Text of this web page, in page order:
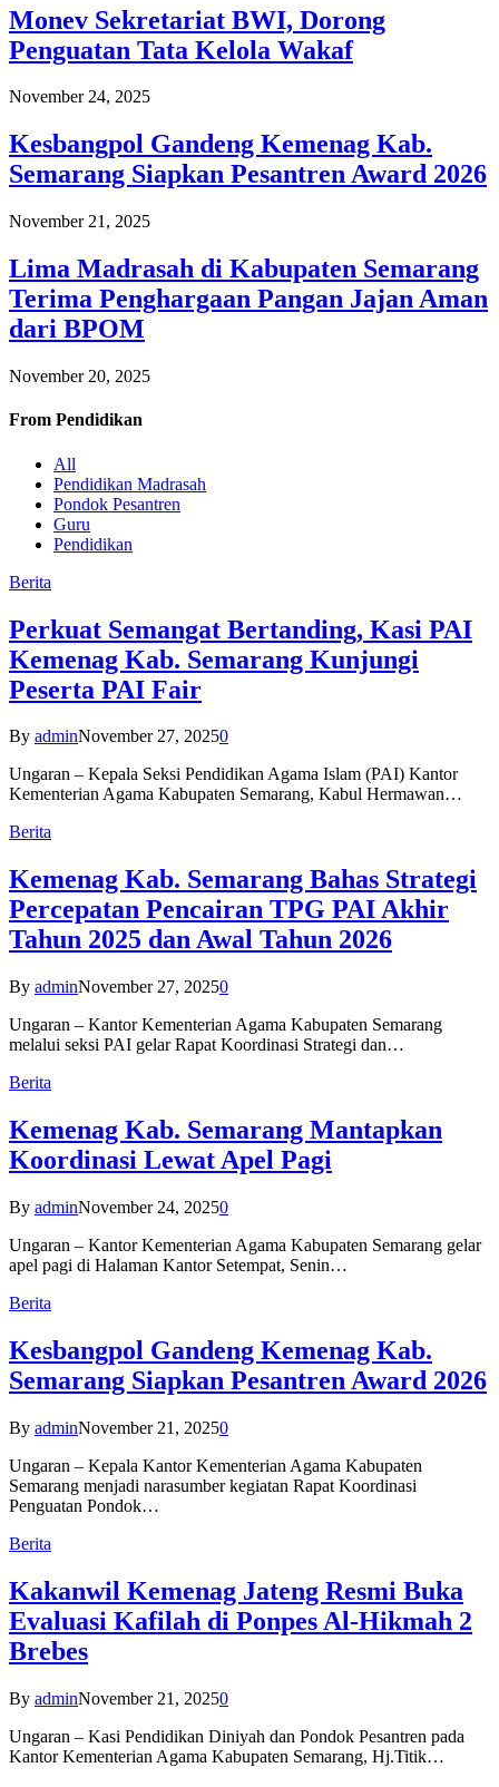
Monev Sekretariat BWI, Dorong
Penguatan Tata Kelola Wakaf
November 24, 2025
Kesbangpol Gandeng Kemenag Kab.
Semarang Siapkan Pesantren Award 2026
November 21, 2025
Lima Madrasah di Kabupaten Semarang
Terima Penghargaan Pangan Jajan Aman
dari BPOM
November 20, 2025
From Pendidikan
All
Pendidikan Madrasah
Pondok Pesantren
Guru
Pendidikan
Berita
Perkuat Semangat Bertanding, Kasi PAI
Kemenag Kab. Semarang Kunjungi
Peserta PAI Fair
By adminNovember 27, 20250
Ungaran – Kepala Seksi Pendidikan Agama Islam (PAI) Kantor
Kementerian Agama Kabupaten Semarang, Kabul Hermawan…
Berita
Kemenag Kab. Semarang Bahas Strategi
Percepatan Pencairan TPG PAI Akhir
Tahun 2025 dan Awal Tahun 2026
By adminNovember 27, 20250
Ungaran – Kantor Kementerian Agama Kabupaten Semarang
melalui seksi PAI gelar Rapat Koordinasi Strategi dan…
Berita
Kemenag Kab. Semarang Mantapkan
Koordinasi Lewat Apel Pagi
By adminNovember 24, 20250
Ungaran – Kantor Kementerian Agama Kabupaten Semarang gelar
apel pagi di Halaman Kantor Setempat, Senin…
Berita
Kesbangpol Gandeng Kemenag Kab.
Semarang Siapkan Pesantren Award 2026
By adminNovember 21, 20250
Ungaran – Kepala Kantor Kementerian Agama Kabupaten
Semarang menjadi narasumber kegiatan Rapat Koordinasi
Penguatan Pondok…
Berita
Kakanwil Kemenag Jateng Resmi Buka
Evaluasi Kafilah di Ponpes Al-Hikmah 2
Brebes
By adminNovember 21, 20250
Ungaran – Kasi Pendidikan Diniyah dan Pondok Pesantren pada
Kantor Kementerian Agama Kabupaten Semarang, Hj.Titik…